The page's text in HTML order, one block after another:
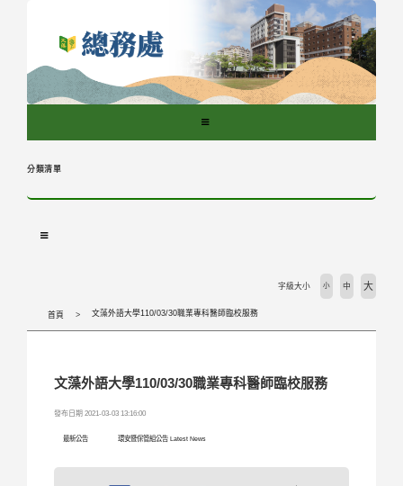
分類清單
首頁 文藻外語大學110/03/30職業專科醫師臨校服務
字級大小 小 中 大
文藻外語大學110/03/30職業專科醫師臨校服務
發布日期 2021-03-03 13:16:00
最新公告 環安暨保管組公告 Latest News